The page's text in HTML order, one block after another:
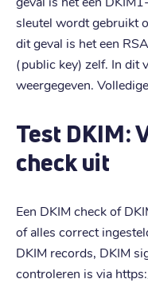
sleutel wordt gebruikt
dit geval is het een
(public key) zelf. In dit
weergegeven.
Test DKIM:
check uit
Een DKIM check of
of alles correct
DKIM records, DKIM
controleren is via